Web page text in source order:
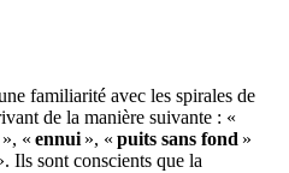
familiarité avec les spirales de
de la manière suivante : «
», « ennui», « puits sans fond »
Ils sont conscients que la